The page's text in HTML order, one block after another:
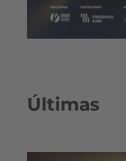
Últimas